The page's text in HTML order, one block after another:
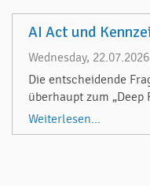
AI Act und
Wednesday, 22.07.2026
Die entscheidende
überhaupt zum „Deep
Weiterlesen...